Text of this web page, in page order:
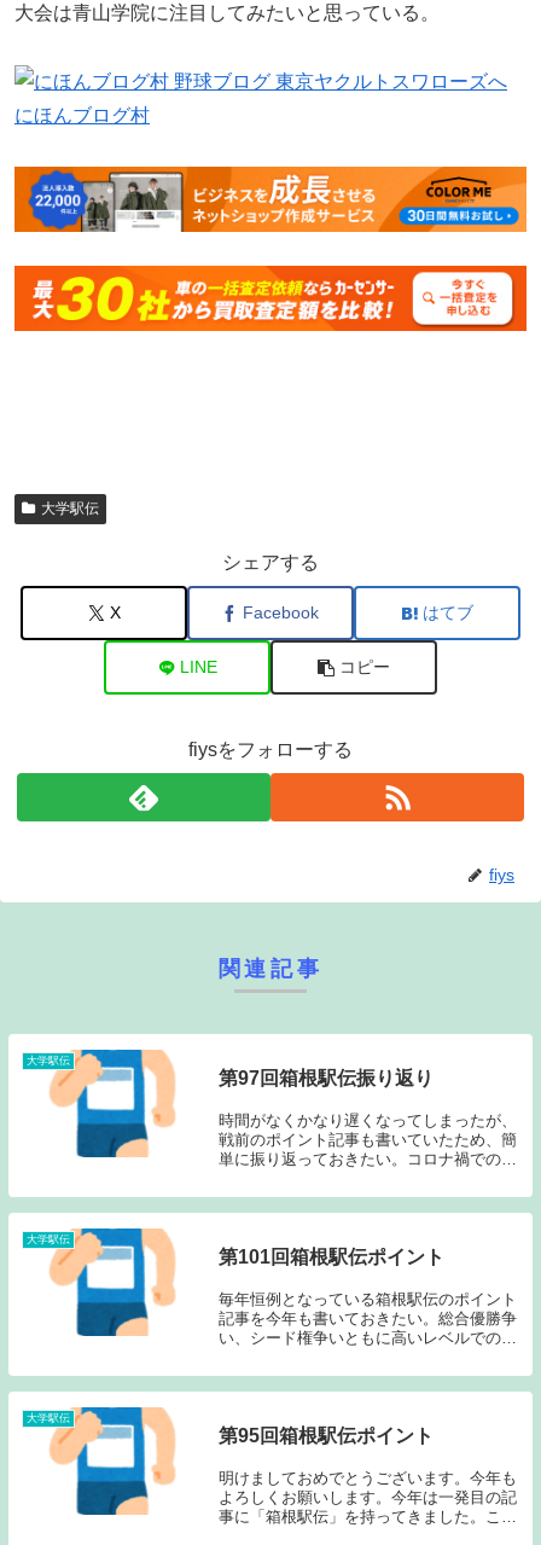
大会は青山学院に注目してみたいと思っている。
にほんブログ村
大学駅伝
シェアする
X Facebook はてブ
LINE コピー
fiysをフォローする
fiys
関連記事
大学駅伝
第97回箱根駅伝振り返り
時間がなくかなり遅くなってしまったが、
戦前のポイント記事も書いていたため、簡
単に振り返っておきたい。コロナ禍での開
のレースだったのだが、駅伝の面白さ、怖
さが詰まった大会となった。過去記事はこ
大学駅伝
第101回箱根駅伝ポイント
毎年恒例となっている箱根駅伝のポイント
記事を今年も書いておきたい。総合優勝争
い、シード権争いともに高いレベルでの混
だろうか？①3強＋α・前回大会は、大本命
の駒大に他の優勝候補の大学がどう食い下
大学駅伝
第95回箱根駅伝ポイント
明けましておめでとうございます。今年も
よろしくお願いします。今年は一発目の記
事に「箱根駅伝」を持ってきました。これ